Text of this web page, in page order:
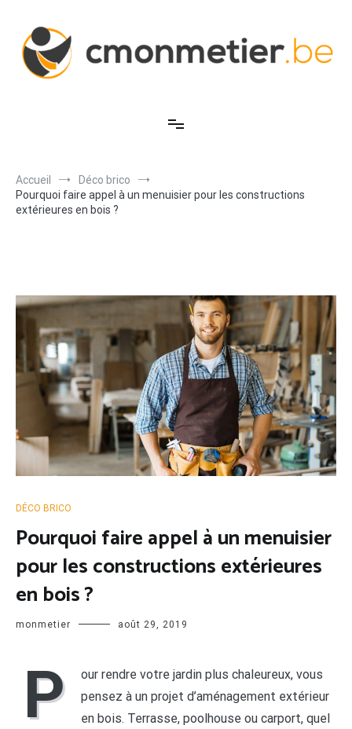
contenu
Accueil
Déco brico
Pourquoi faire appel à un menuisier pour les constructions
extérieures en bois ?
DÉCO BRICO
Pourquoi faire appel à un menuisier
pour les constructions extérieures
en bois ?
monmetier août 29, 2019
P
our rendre votre jardin plus chaleureux, vous
pensez à un projet d’aménagement extérieur
en bois. Terrasse, poolhouse ou carport, quel